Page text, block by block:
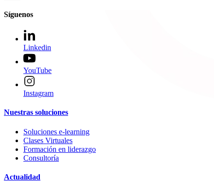
Síguenos
Linkedin
YouTube
Instagram
Nuestras soluciones
Soluciones e-learning
Clases Virtuales
Formación en liderazgo
Consultoría
Actualidad